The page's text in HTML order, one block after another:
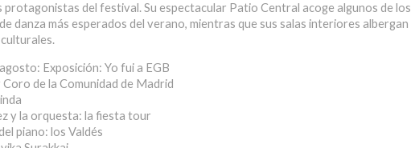
protagonistas del festival. Su espectacular Patio Central acoge algunos de los
danza más esperados del verano, mientras que sus salas interiores albergan
Exposición: Yo fui a EGB
de la Comunidad de Madrid
y la orquesta: la fiesta tour
piano: los Valdés